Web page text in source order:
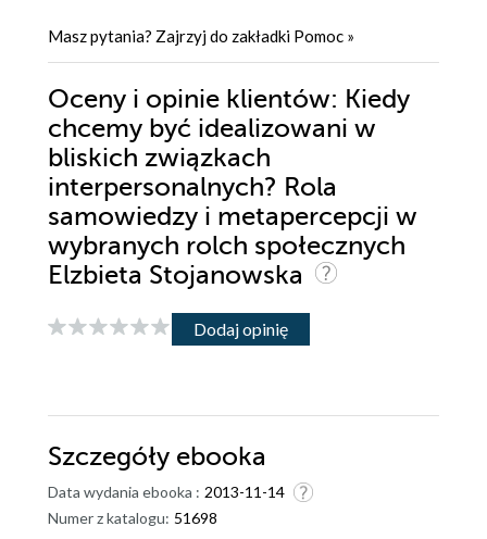
Masz pytania? Zajrzyj do zakładki Pomoc »
Oceny i opinie klientów: Kiedy
chcemy być idealizowani w
bliskich związkach
interpersonalnych? Rola
samowiedzy i metapercepcji w
wybranych rolch społecznych
Elzbieta Stojanowska
Dodaj opinię
Szczegóły ebooka
Data wydania ebooka : 2013-11-14
Numer z katalogu: 51698